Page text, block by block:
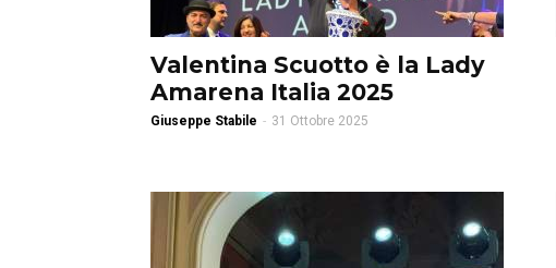
Valentina Scuotto è la Lady
Amarena Italia 2025
Giuseppe Stabile - 31 Ottobre 2025